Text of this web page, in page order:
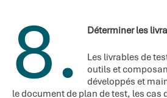
8. Déterminer les
Les livrables de
outils et
développés et
le document de plan de test, les cas